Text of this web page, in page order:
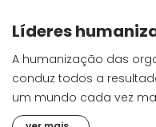
Líderes
A humanização das
conduz todos a
um mundo cada vez
ambientes de trabalho